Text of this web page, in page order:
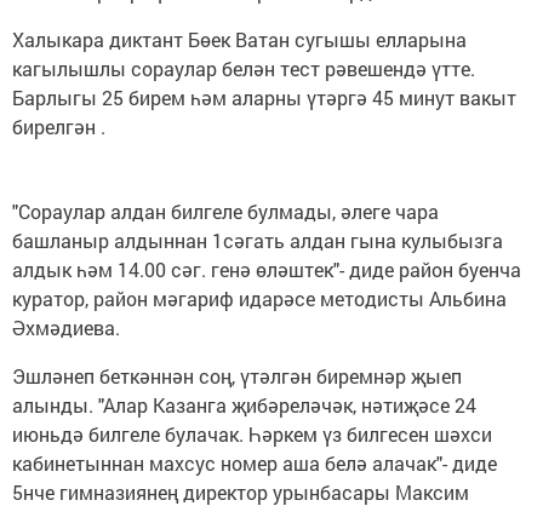
Халыкара диктант Бөек Ватан сугышы елларына
кагылышлы сораулар белән тест рәвешендә үтте.
Барлыгы 25 бирем һәм аларны үтәргә 45 минут вакыт
бирелгән .
"Сораулар алдан билгеле булмады, әлеге чара
башланыр алдыннан 1сәгать алдан гына кулыбызга
алдык һәм 14.00 сәг. генә өләштек"- диде район буенча
куратор, район мәгариф идарәсе методисты Альбина
Әхмәдиева.
Эшләнеп беткәннән соң, үтәлгән биремнәр җыеп
алынды. "Алар Казанга җибәреләчәк, нәтиҗәсе 24
июньдә билгеле булачак. Һәркем үз билгесен шәхси
кабинетыннан махсус номер аша белә алачак"- диде
5нче гимназиянең директор урынбасары Максим